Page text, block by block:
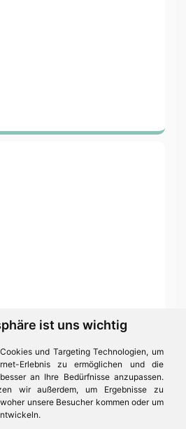
ist uns wichtig
und Targeting Technologien, um
Erlebnis zu ermöglichen und die
an Ihre Bedürfnisse anzupassen.
wir außerdem, um Ergebnisse zu
unsere Besucher kommen oder um